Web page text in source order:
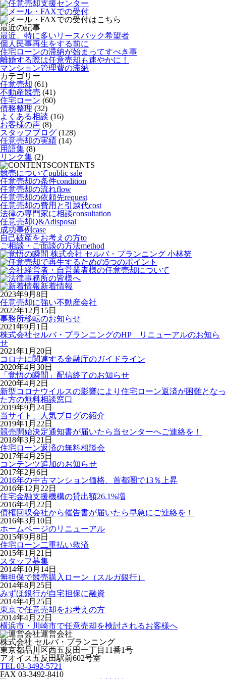
最近の記事
最近、特に多いリースバック希望者
個人民事再生をする前に
住宅ローンの滞納が始まってすべき事
離婚する際は任意売却も速やかに！
マンション管理費の滞納
カテゴリー
任意売却 (61)
不動産競売 (41)
住宅ローン (60)
債務整理 (32)
よくある相談 (16)
お客様の声 (8)
スタッフブログ (128)
任意売却の実績 (14)
用語集 (8)
リンク集 (2)
CONTENTS
競売についてpublic sale
任意売却の条件condition
任意売却の流れflow
任意売却の依頼先request
任意売却の費用と引越代cost
法律の専門家に相談consultation
任意売却Q&Adisposal
成功事例case
自己破産をお考えの方to
ご相談・ご面談の方法method
新着情報
2023年9月8日
任意売却に強い不動産会社
2022年12月15日
事務所移転のお知らせ
2021年9月1日
株式会社セルバ・プランニングのHP リニューアルのお知ら
せ
2021年1月20日
コロナに関連する金融庁のガイドライン
2020年4月30日
「覚悟の瞬間」配信終了のお知らせ
2020年4月2日
新型コロナウイルスの影響により住宅ローン返済が困難となっ
た方の無料相談窓口
2019年9月24日
当サイト、人気ブログの紹介
2019年1月22日
競売開始決定通知書が届いたら当センターへご連絡を！
2018年3月21日
住宅ローン返済の無料相談会
2017年4月25日
コンテンツ追加のお知らせ
2017年2月6日
2016年の中古マンション価格、首都圏で13％上昇
2016年12月22日
住宅金融支援機構の貸出額26.1%増
2016年4月22日
債権回収会社から催告書が届いたら早急にご連絡を！
2016年3月10日
ホームページのリニューアル
2015年9月8日
住宅ローン二重払い救済
2015年1月21日
スタッフ募集
2014年10月14日
無担保で競売購入ローン（スルガ銀行）
2014年8月25日
みずほ銀行が自宅担保に融資
2014年4月25日
東京で任意売却をお考えの方
2014年4月22日
横浜市・川崎市で任意売却を検討されるお客様へ
運営会社
株式会社 セルバ・プランニング
東京都品川区西五反田一丁目11番1号
アオイス五反田駅前602号室
TEL 03-3492-5721
FAX 03-3492-8410